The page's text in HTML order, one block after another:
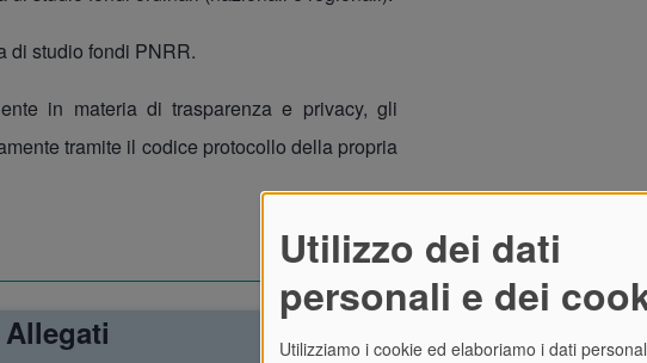
di studio fondi PNRR.
in materia di trasparenza e privacy, gli
tramite il codice protocollo della propria
Allegati
Utilizzo dei dati
personali e dei
Utilizziamo i cookie ed elaboriamo i dati